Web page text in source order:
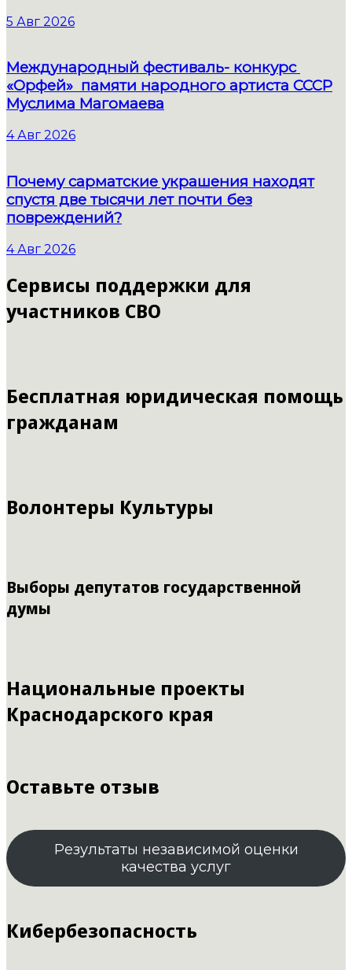
5 Авг 2026
Международный фестиваль- конкурс
«Орфей» памяти народного артиста СССР
Муслима Магомаева
4 Авг 2026
Почему сарматские украшения находят
спустя две тысячи лет почти без
повреждений?
4 Авг 2026
Сервисы поддержки для
участников СВО
Бесплатная юридическая помощь
гражданам
Волонтеры Культуры
Выборы депутатов государственной
думы
Национальные проекты
Краснодарского края
Оставьте отзыв
Результаты независимой оценки
качества услуг
Кибербезопасность